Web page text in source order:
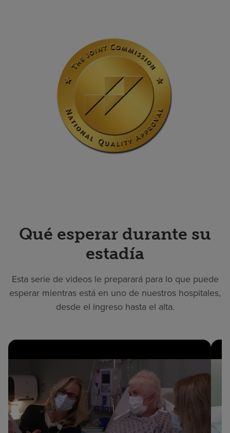
Qué esperar durante su
estadía
Esta serie de videos le preparará para lo que puede
esperar mientras está en uno de nuestros hospitales,
desde el ingreso hasta el alta.